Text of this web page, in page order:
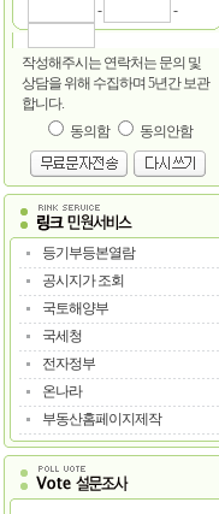
- -
작성해주시는 연락처는 문의 및
상담을 위해 수집하며 5년간 보관
합니다.
동의함
동의안함
등기부등본열람
공시지가 조회
국토해양부
국세청
전자정부
온나라
부동산홈페이지제작